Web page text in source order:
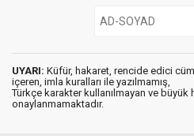
UYARI: Küfür, hakaret, rencide edici
içeren, imla kuralları ile yazılmamış,
Türkçe karakter kullanılmayan ve büyük
onaylanmamaktadır.